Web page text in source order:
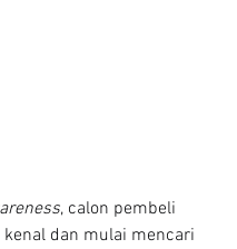
, calon pembeli
kenal dan mulai mencari